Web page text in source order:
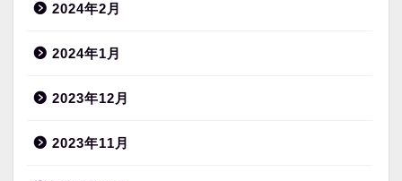
2024年2月
2024年1月
2023年12月
2023年11月